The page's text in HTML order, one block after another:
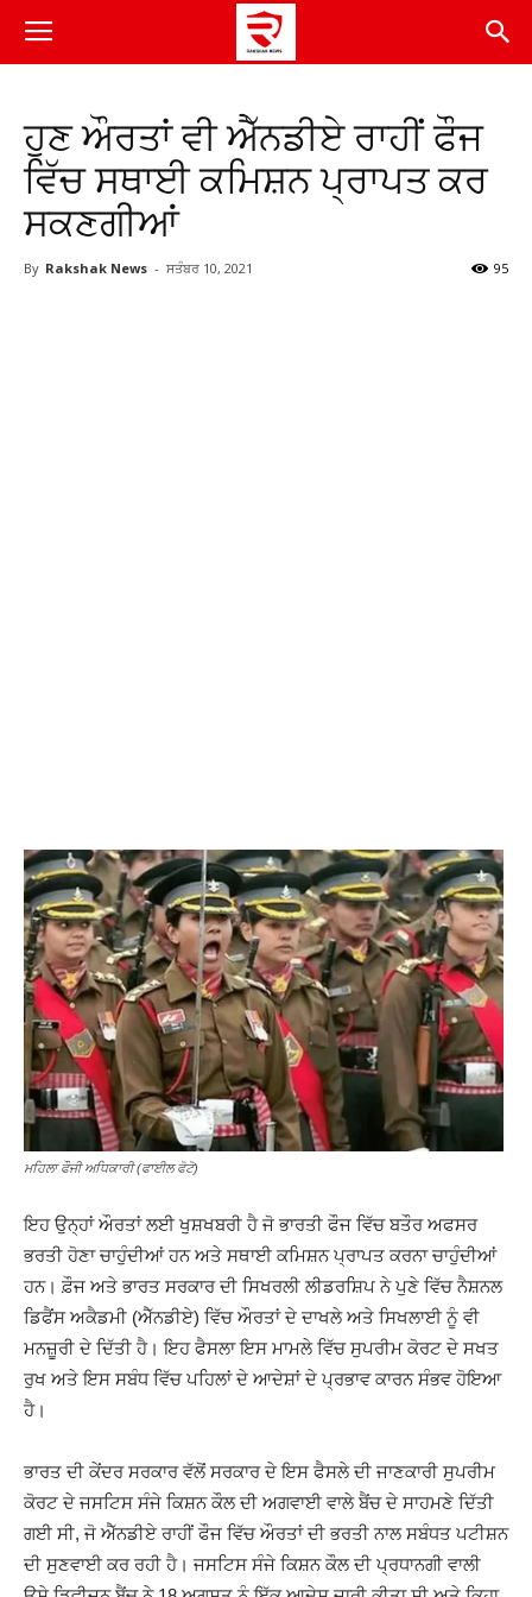
ਹੁਣ ਔਰਤਾਂ ਵੀ ਐੱਨਡੀਏ ਰਾਹੀਂ ਫੌਜ
ਵਿੱਚ ਸਥਾਈ ਕਮਿਸ਼ਨ ਪ੍ਰਾਪਤ ਕਰ
ਸਕਣਗੀਆਂ
By Rakshak News - ਸਤੰਬਰ 10, 2021 95
ਮਹਿਲਾ ਫੌਜੀ ਅਧਿਕਾਰੀ (ਫਾਈਲ ਫੋਟੋ)
ਇਹ ਉਨ੍ਹਾਂ ਔਰਤਾਂ ਲਈ ਖੁਸ਼ਖਬਰੀ ਹੈ ਜੋ ਭਾਰਤੀ ਫੌਜ ਵਿੱਚ ਬਤੌਰ ਅਫਸਰ
ਭਰਤੀ ਹੋਣਾ ਚਾਹੁੰਦੀਆਂ ਹਨ ਅਤੇ ਸਥਾਈ ਕਮਿਸ਼ਨ ਪ੍ਰਾਪਤ ਕਰਨਾ ਚਾਹੁੰਦੀਆਂ
ਹਨ। ਫ਼ੌਜ ਅਤੇ ਭਾਰਤ ਸਰਕਾਰ ਦੀ ਸਿਖਰਲੀ ਲੀਡਰਸ਼ਿਪ ਨੇ ਪੁਣੇ ਵਿੱਚ ਨੈਸ਼ਨਲ
ਡਿਫੈਂਸ ਅਕੈਡਮੀ (ਐੱਨਡੀਏ) ਵਿੱਚ ਔਰਤਾਂ ਦੇ ਦਾਖਲੇ ਅਤੇ ਸਿਖਲਾਈ ਨੂੰ ਵੀ
ਮਨਜ਼ੂਰੀ ਦੇ ਦਿੱਤੀ ਹੈ। ਇਹ ਫੈਸਲਾ ਇਸ ਮਾਮਲੇ ਵਿੱਚ ਸੁਪਰੀਮ ਕੋਰਟ ਦੇ ਸਖਤ
ਰੁਖ ਅਤੇ ਇਸ ਸਬੰਧ ਵਿੱਚ ਪਹਿਲਾਂ ਦੇ ਆਦੇਸ਼ਾਂ ਦੇ ਪ੍ਰਭਾਵ ਕਾਰਨ ਸੰਭਵ ਹੋਇਆ
ਹੈ।
ਭਾਰਤ ਦੀ ਕੇਂਦਰ ਸਰਕਾਰ ਵੱਲੋਂ ਸਰਕਾਰ ਦੇ ਇਸ ਫੈਸਲੇ ਦੀ ਜਾਣਕਾਰੀ ਸੁਪਰੀਮ
ਕੋਰਟ ਦੇ ਜਸਟਿਸ ਸੰਜੇ ਕਿਸ਼ਨ ਕੌਲ ਦੀ ਅਗਵਾਈ ਵਾਲੇ ਬੈਂਚ ਦੇ ਸਾਹਮਣੇ ਦਿੱਤੀ
ਗਈ ਸੀ, ਜੋ ਐੱਨਡੀਏ ਰਾਹੀਂ ਫੌਜ ਵਿੱਚ ਔਰਤਾਂ ਦੀ ਭਰਤੀ ਨਾਲ ਸਬੰਧਤ ਪਟੀਸ਼ਨ
ਦੀ ਸੁਣਵਾਈ ਕਰ ਰਹੀ ਹੈ। ਜਸਟਿਸ ਸੰਜੇ ਕਿਸ਼ਨ ਕੌਲ ਦੀ ਪ੍ਰਧਾਨਗੀ ਵਾਲੀ